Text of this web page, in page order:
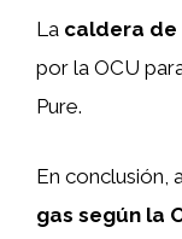
La caldera de
por la OCU
Pure.
En conclusión,
gas según la